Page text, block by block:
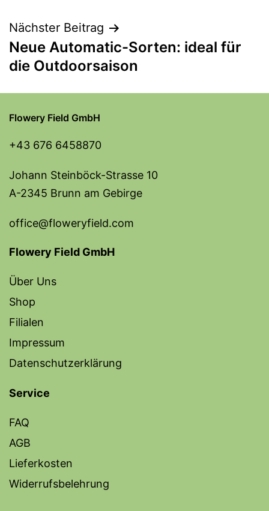
Nächster Beitrag
Neue Automatic-Sorten: ideal für
die Outdoorsaison
Flowery Field GmbH
+43 676 6458870
Johann Steinböck-Strasse 10
A-2345 Brunn am Gebirge
office@floweryfield.com
Flowery Field GmbH
Über Uns
Shop
Filialen
Impressum
Datenschutzerklärung
Service
FAQ
AGB
Lieferkosten
Widerrufsbelehrung